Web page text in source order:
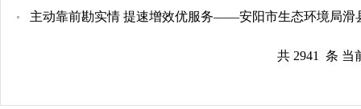
主动靠前勘实情 提速增效优服务——安阳市生态环境局滑
共 2941 条